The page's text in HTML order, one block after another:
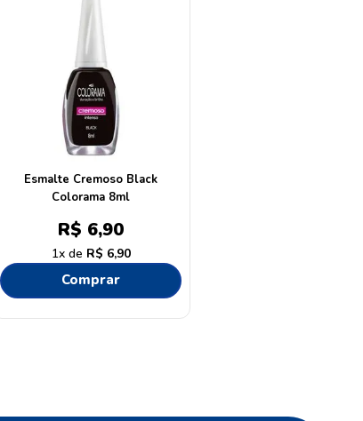
Esmalte Cremoso Black
Colorama 8ml
R$ 6,90
1 R$ 6,90
Comprar